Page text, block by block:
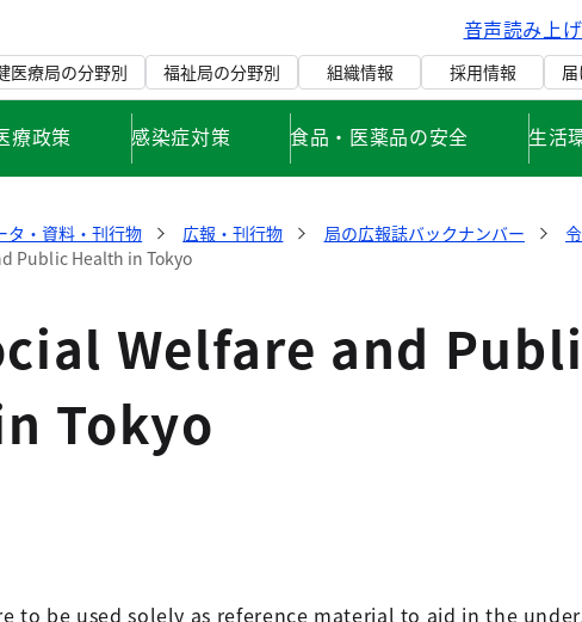
音声読み上
医療局の分野別 福祉局の分野別 組織情報 採用情報
療政策 感染症対策 食品・医薬品の安全 生活
タ・資料・刊行物 広報・刊行物 局の広報誌バックナンバー
Public Health in Tokyo
Welfare and
Tokyo
to be used solely as reference material to aid in the